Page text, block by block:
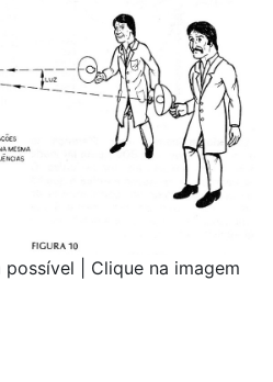
possível | Clique na imagem